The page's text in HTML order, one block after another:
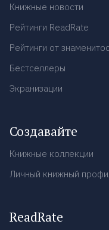
Книжные новости
Рейтинги ReadRate
Рейтинги от
Бестселлеры
Экранизации
Создавайте
Книжные коллекции
Личный книжный
ReadRate